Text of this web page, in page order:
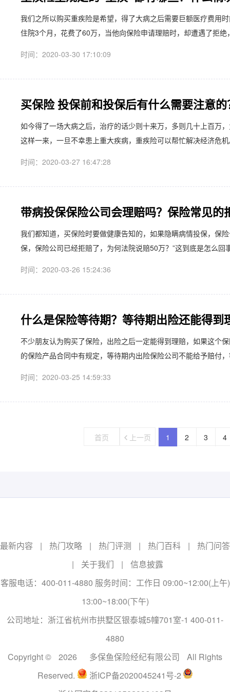
我们之所以购买重疾险是希望，得了大病之后需要巨额医疗费用
住院3个月，花费了60万，当他向保险申请理赔时，却遭遇了拒
时间：2020-03-30 17:10:09
买保险 投保前和投保后有什么需要注意
如今得了一场大病之后，治疗的话少则十来万，多则几十上百万
这样一来，一旦不幸患上重大疾病，重疾险可以帮忙解决经济危
时间：2020-03-27 16:47:28
带病投保保险公司会理赔吗？保险常见的
我们都知道，买保险时要做健康告知的，如果隐瞒病情投保，保
保，保险公司已经拒赔了，为何法院说赔50万？”这到底是怎么
时间：2020-03-26 15:24:36
什么是保险等待期？等待期出险还能得到
不少朋友认为购买了保险，出险之后一定能得到理赔，如果这个
的保险产品合同中有规定，等待期内出险保险公司不能给予赔付
时间：2020-03-25 14:59:33
首页 上一页 1 2 3 4
最新内容 | 热门攻略 | 热门评测 | 热门百科 |
热门问答
|
关于我们 |
信息披露
客服电话：400-011-4880 服务时间：工作日 09:00~12:00(上午)
13:00~18:00(下午)
公司地址：浙江省杭州市拱墅区银泰城5幢701室-1 400-011-
4880
Copyright ©
2026 多保鱼保险经纪有限公司
All Rights
Reserved.
浙ICP备2020045241号-2